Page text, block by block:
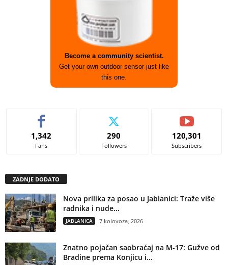
Become a community scientist.
Get your own outdoor sensor just like
this one.
1,342
Fans
290
Followers
120,301
Subscribers
ZADNJE DODATO
Nova prilika za posao u Jablanici: Traže više
radnika i nude...
JABLANICA 7 kolovoza, 2026
Znatno pojačan saobraćaj na M-17: Gužve od
Bradine prema Konjicu i...